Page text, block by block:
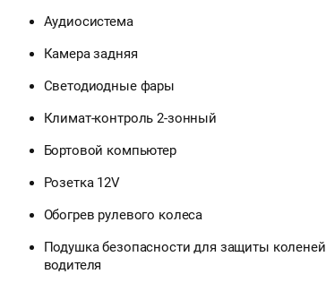
Аудиосистема
Камера задняя
Светодиодные фары
Климат-контроль 2-зонный
Бортовой компьютер
Розетка 12V
Обогрев рулевого колеса
Подушка безопасности для защиты коленей
водителя